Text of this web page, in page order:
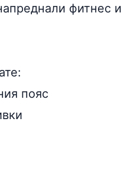
фитнес
пояс